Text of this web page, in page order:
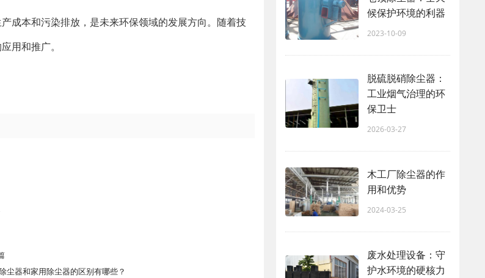
成本和污染排放，是未来环保领域的发展方向。随着技
用和推广。
尘器和家用除尘器的区别有哪些？
候保护环境的利器
2023-10-09
脱硫脱硝除尘器：
工业烟气治理的环
保卫士
2026-03-27
木工厂除尘器的作
用和优势
2024-03-25
废水处理设备：守
护水环境的硬核力